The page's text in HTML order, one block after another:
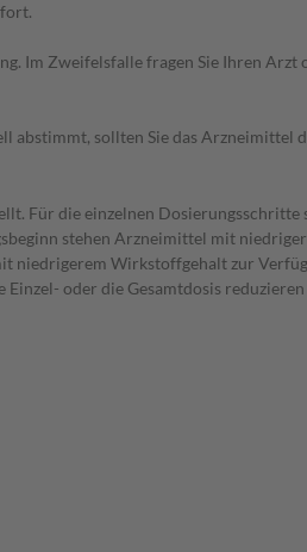
Im Zweifelsfalle fragen Sie Ihren
sollten Sie das Arzneimittel
Für die einzelnen
stehen Arzneimittel mit
Wirkstoffgehalt zur
oder die Gesamtdosis